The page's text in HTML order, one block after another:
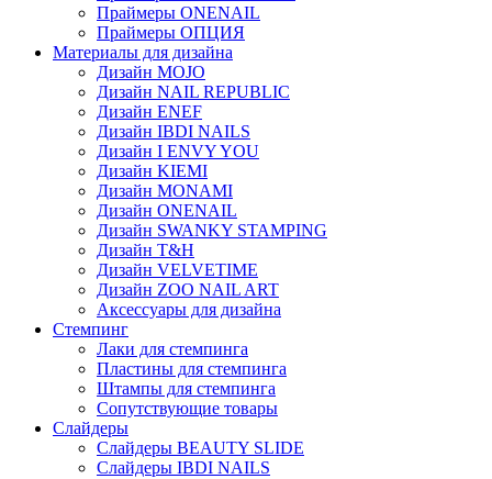
Праймеры ONENAIL
Праймеры ОПЦИЯ
Материалы для дизайна
Дизайн MOJO
Дизайн NAIL REPUBLIC
Дизайн ENEF
Дизайн IBDI NAILS
Дизайн I ENVY YOU
Дизайн KIEMI
Дизайн MONAMI
Дизайн ONENAIL
Дизайн SWANKY STAMPING
Дизайн T&H
Дизайн VELVETIME
Дизайн ZOO NAIL ART
Аксессуары для дизайна
Стемпинг
Лаки для стемпинга
Пластины для стемпинга
Штампы для стемпинга
Сопутствующие товары
Слайдеры
Слайдеры BEAUTY SLIDE
Слайдеры IBDI NAILS